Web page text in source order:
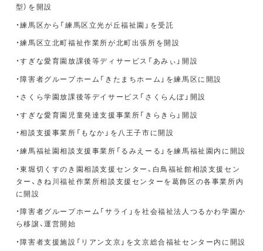
型）を開設
・練馬区から「練馬区立光が丘福祉園」を受託
・練馬区立北町福祉作業所が北町出張所を開設
・すぎな愛育園放課後等ディサービス「あみぃ」開設
・障害者グループホーム「きたまちホーム」を練馬区に開設
・さくら学園放課後等デイサービス「さくらんぼ」開設
・すぎな愛育園児童発達支援事業所「きらきら」開設
・相談支援事業所「もなか」を八王子市に開設
・練馬福祉園相談支援事業所「るみえーる」を練馬福祉園内に開設
・東堀切くすのき園相談支援センター、白鳥福祉館相談支援セン
ター、きね川福祉作業所相談支援センターを葛飾区の各事業所内
に開設
・障害者グループホーム「サライ」を社会福祉法人つるかわ学園か
ら移譲、運営開始
・障害者支援施設「リアン文京」を文京総合福祉センター内に開設